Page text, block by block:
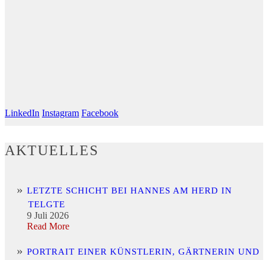
LinkedIn Instagram Facebook
AKTUELLES
LETZTE SCHICHT BEI HANNES AM HERD IN
TELGTE
9 Juli 2026
Read More
PORTRAIT EINER KÜNSTLERIN, GÄRTNERIN UND